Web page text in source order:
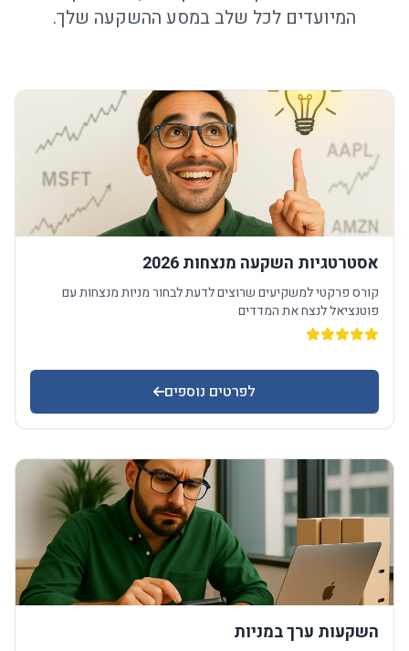
המיועדים לכל שלב במסע ההשקעה שלך.
אסטרטגיות השקעה מנצחות 2026
קורס פרקטי למשקיעים שרוצים לדעת לבחור מניות מנצחות עם
פוטנציאל לנצח את המדדים
לפרטים נוספים
השקעות ערך במניות